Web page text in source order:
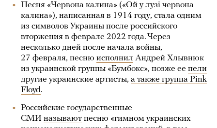
Песня «Червона калина» («Ой у лузі червона
калина»), написанная в 1914 году, стала одним
из символов Украины после российского
вторжения в феврале 2022 года. Через
несколько дней после начала войны,
27 февраля, песню исполнил Андрей Хлывнюк
из украинской группы «Бумбокс», позже ее пели
другие украинские артисты, а также группа Pink
Floyd.
Российские государственные
СМИ называют песню «гимном украинских